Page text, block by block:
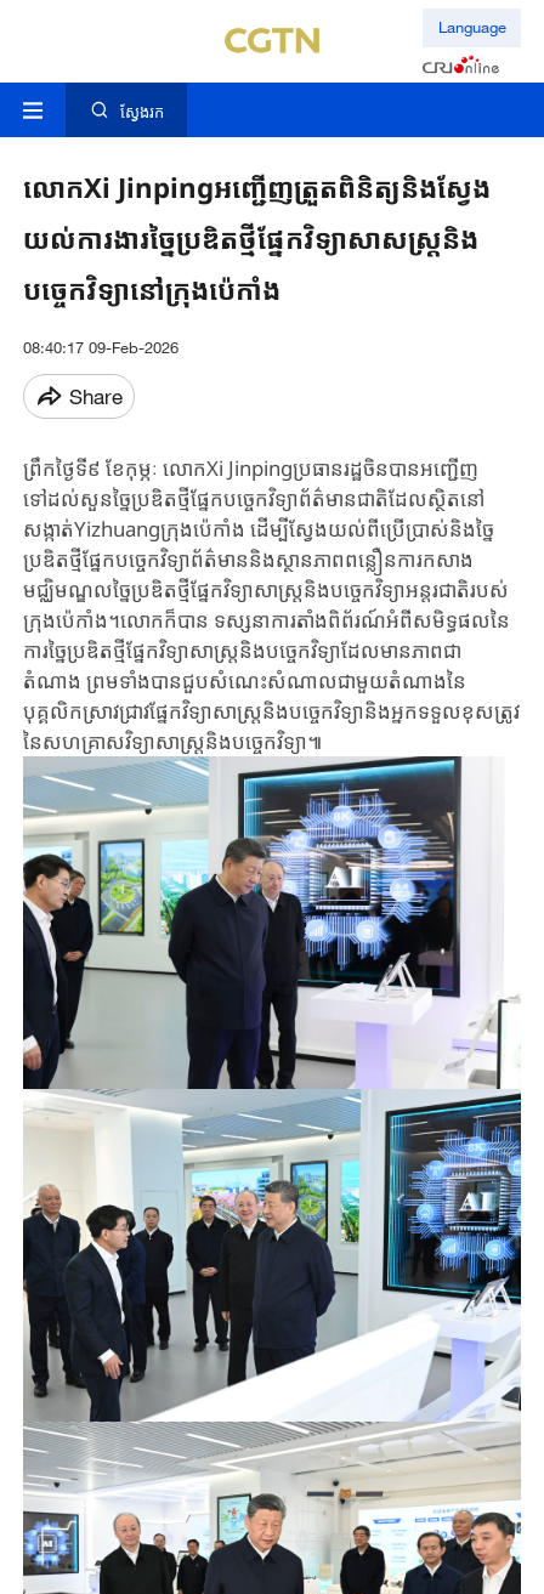
Language
ស្វែងរក
លោកXi Jinpingអញ្ជើញត្រួតពិនិត្យនិងស្វែង
យល់ការងារច្នៃប្រឌិតថ្មីផ្នែកវិទ្យាសាសស្ត្រនិង
បច្ចេកវិទ្យានៅក្រុងប៉េកាំង
08:40:17 09-Feb-2026
Share
ព្រឹកថ្ងៃទី​៩ ខែកុម្ភៈ ​លោក​Xi Jinpingប្រធានរដ្ឋចិន​បាន​អញ្ជើញ​
ទៅដល់​សួន​ច្នៃប្រឌិតថ្មី​ផ្នែក​បច្ចេកវិទ្យាព័ត៌មាន​ជាតិ​ដែលស្ថិតនៅ​
សង្កាត់Yizhuang​ក្រុងប៉េកាំង ដើម្បីស្វែងយល់ពី​ប្រើប្រាស់​និង​ច្នៃ
ប្រឌិតថ្មី​ផ្នែក​បច្ចេកវិទ្យា​ព័ត៌មាន​និង​ស្ថានភាព​ពន្លឿន​ការ​កសាង​
មជ្ឈិមណ្ឌល​ច្នៃប្រឌិតថ្មី​ផ្នែក​វិទ្យាសាស្ត្រ​និង​បច្ចេកវិទ្យា​អន្តរជាតិ​របស់​
ក្រុងប៉េកាំង​។​លោក​ក៏​បាន​ ​ទស្សនា​ការ​តាំង​ពិព័រណ៍​អំពី​សមិទ្ធផល​នៃ
ការច្នៃប្រឌិតថ្មី​ផ្នែក​វិទ្យាសាស្ត្រ​និងបច្ចេកវិទ្យាដែលមាន​ភាព​ជា​
តំណាង ​ព្រមទាំងបាន​ជួបសំណេះសំណាល​ជា​មួយ​តំណាង​នៃ​
បុគ្គលិក​ស្រាវជ្រាវ​ផ្នែក​វិទ្យាសាស្ត្រ​និង​បច្ចេកវិទ្យា​និង​អ្នកទទួល​ខុសត្រូវ​​
នៃ​សហគ្រាស​វិទ្យាសាស្ត្រ​និង​បច្ចេកវិទ្យា​៕